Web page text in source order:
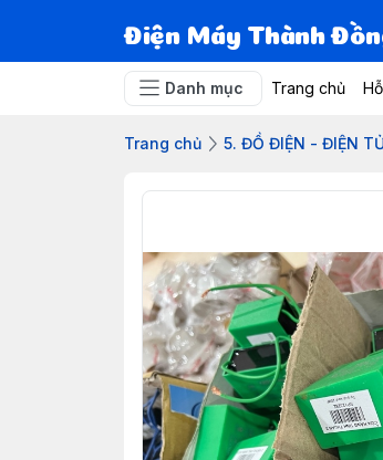
Điện Máy Thành
Danh mục Trang chủ
Trang chủ 5. ĐỒ ĐIỆN - ĐIỆN